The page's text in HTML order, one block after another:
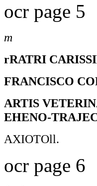
ocr page 5
m
rRATRI
FRANCISCO
ARTIS
EHENO-
AXIOTOll.
ocr page 6